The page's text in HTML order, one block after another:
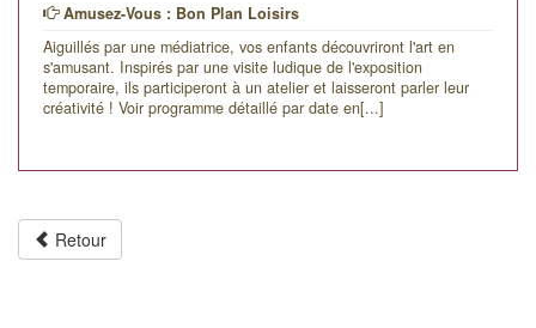
Amusez-Vous : Bon Plan Loisirs
Aiguillés par une médiatrice, vos enfants découvriront l'art en
s'amusant. Inspirés par une visite ludique de l'exposition
temporaire, ils participeront à un atelier et laisseront parler leur
créativité ! Voir programme détaillé par date en[...]
Retour